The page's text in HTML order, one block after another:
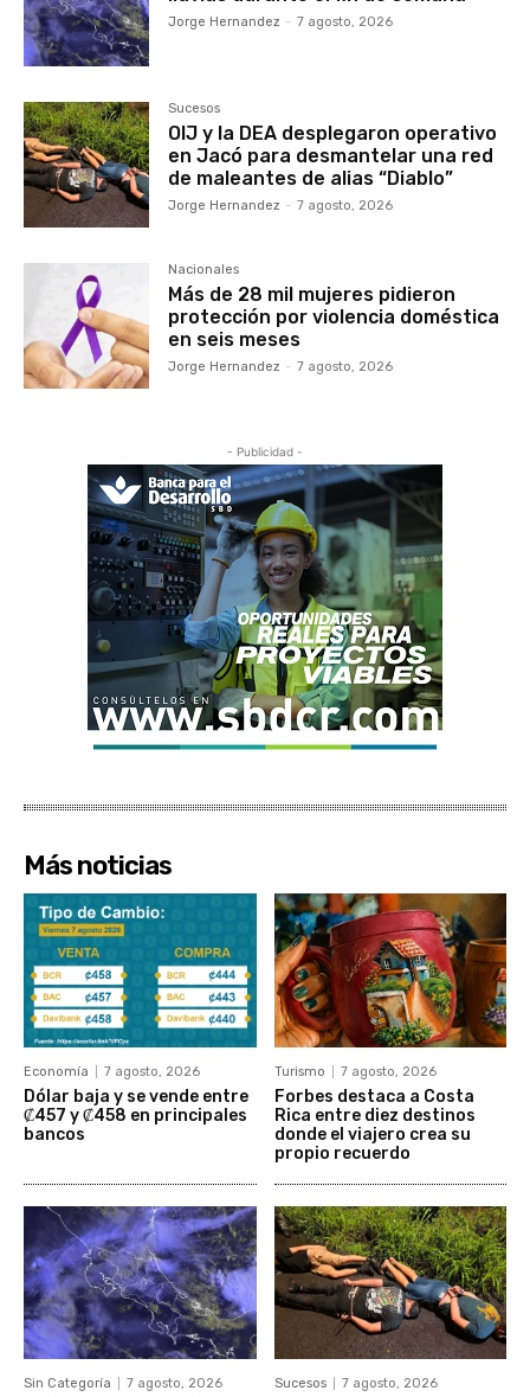
Jorge Hernandez - 7 agosto, 2026
Sucesos
OIJ y la DEA desplegaron operativo
en Jacó para desmantelar una red
de maleantes de alias “Diablo”
Jorge Hernandez - 7 agosto, 2026
Nacionales
Más de 28 mil mujeres pidieron
protección por violencia doméstica
en seis meses
Jorge Hernandez - 7 agosto, 2026
- Publicidad -
Más noticias
Economía 7 agosto, 2026
Dólar baja y se vende entre
₡457 y ₡458 en principales
bancos
Turismo 7 agosto, 2026
Forbes destaca a Costa
Rica entre diez destinos
donde el viajero crea su
propio recuerdo
Sin Categoría 7 agosto, 2026 Sucesos 7 agosto, 2026